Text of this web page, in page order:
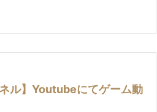
ル】Youtubeにてゲーム動